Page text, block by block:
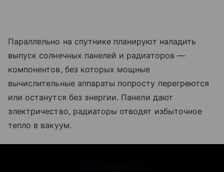
Параллельно на спутнике планируют наладить
выпуск солнечных панелей и радиаторов —
компонентов, без которых мощные
вычислительные аппараты попросту перегреются
или останутся без энергии. Панели дают
электричество, радиаторы отводят избыточное
тепло в вакуум.